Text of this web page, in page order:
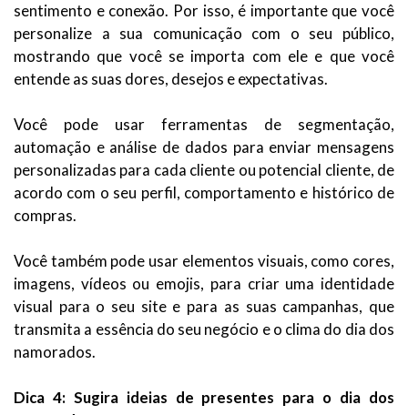
sentimento e conexão. Por isso, é importante que você
personalize a sua comunicação com o seu público,
mostrando que você se importa com ele e que você
entende as suas dores, desejos e expectativas.
Você pode usar ferramentas de segmentação,
automação e análise de dados para enviar mensagens
personalizadas para cada cliente ou potencial cliente, de
acordo com o seu perfil, comportamento e histórico de
compras.
Você também pode usar elementos visuais, como cores,
imagens, vídeos ou emojis, para criar uma identidade
visual para o seu site e para as suas campanhas, que
transmita a essência do seu negócio e o clima do dia dos
namorados.
Dica 4: Sugira ideias de presentes para o dia dos